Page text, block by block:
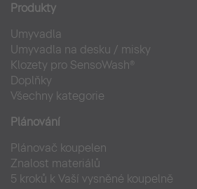
Produkty
Umyvadla
Umyvadla na desku / misky
Klozety pro SensoWash®
Doplňky
Všechny kategorie
Plánování
Plánovač koupelen
Znalost materiálů
5 kroků k Vaší vysněné koupelně